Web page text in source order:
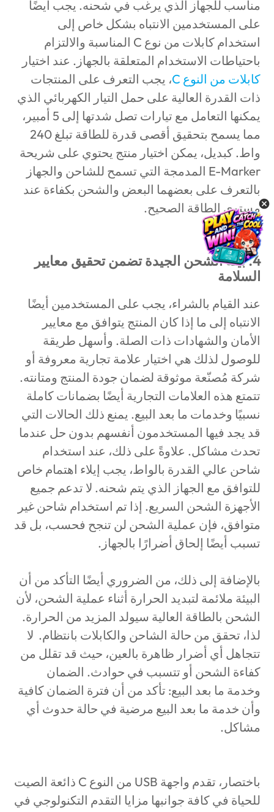
مناسب للجهاز الذي يرغب في شحنه. يجب أيضًا
على المستخدمين الانتباه بشكل خاص إلى
استخدام كابلات من نوع C المناسبة والالتزام
باحتياطات الاستخدام المتعلقة بالجهاز. عند اختيار
كابلات من النوع C
، يجب التعرف على المنتجات
ذات القدرة العالية على حمل التيار الكهربائي الذي
يمكنها التعامل مع تيارات تصل شدتها إلى 5 أمبير،
مما يسمح بتحقيق أقصى قدرة للطاقة تبلغ 240
واط. كبديل، يمكن اختيار منتج يحتوي على شريحة
E-Marker المدمجة التي تسمح للشاحن والجهاز
بالتعرف على بعضهما البعض والشحن بكفاءة عند
مستوى الطاقة الصحيح.
4. بيئة الشحن الجيدة تضمن تحقيق معايير
السلامة
عند القيام بالشراء، يجب على المستخدمين أيضًا
الانتباه إلى ما إذا كان المنتج يتوافق مع معايير
الأمان والشهادات ذات الصلة. وأسهل طريقة
للوصول لذلك هي اختيار علامة تجارية معروفة أو
شركة مُصنّعة موثوقة لضمان جودة المنتج ومتانته.
تتمتع هذه العلامات التجارية أيضًا بضمانات كاملة
نسبيًا وخدمات ما بعد البيع. يمنع ذلك الحالات التي
قد يجد فيها المستخدمون أنفسهم بدون حل عندما
تحدث مشاكل. علاوةً على ذلك، عند استخدام
شاحن عالي القدرة بالواط، يجب إيلاء اهتمام خاص
للتوافق مع الجهاز الذي يتم شحنه. لا تدعم جميع
الأجهزة الشحن السريع. إذا تم استخدام شاحن غير
متوافق، فإن عملية الشحن لن تنجح فحسب، بل قد
تسبب أيضًا إلحاق أضرارًا بالجهاز.
بالإضافة إلى ذلك، من الضروري أيضًا التأكد من أن
البيئة ملائمة لتبديد الحرارة أثناء عملية الشحن، لأن
الشحن بالطاقة العالية سيولد المزيد من الحرارة.
لذا، تحقق من حالة الشاحن والكابلات بانتظام. لا
تتجاهل أي أضرار ظاهرة بالعين، حيث قد تقلل من
كفاءة الشحن أو تتسبب في حوادث. الضمان
وخدمة ما بعد البيع: تأكد من أن فترة الضمان كافية
وأن خدمة ما بعد البيع مرضية في حالة حدوث أي
مشاكل.
باختصار، تقدم واجهة USB من النوع C ذائعة الصيت
للحياة في كافة جوانبها مزايا التقدم التكنولوجي في